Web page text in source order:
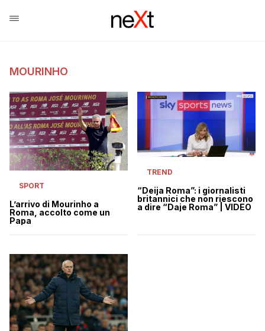
MOURINHO
SPORT
L’arrivo di Mourinho a
Roma, accolto come un
Papa
TREND
“Deija Roma”: i giornalisti
britannici che non riescono
a dire “Daje Roma” | VIDEO